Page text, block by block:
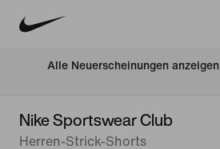
Alle Neuerscheinungen anzeigen
Nike Sportswear Club
Herren-Strick-Shorts